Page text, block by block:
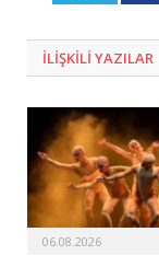
ILIŞKILI YAZILAR
06.08.2026